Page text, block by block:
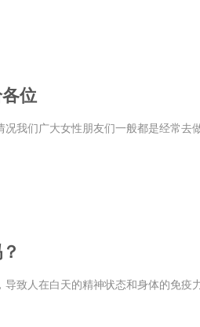
位
我们广大女性朋友们一般都是经常
致人在白天的精神状态和身体的免